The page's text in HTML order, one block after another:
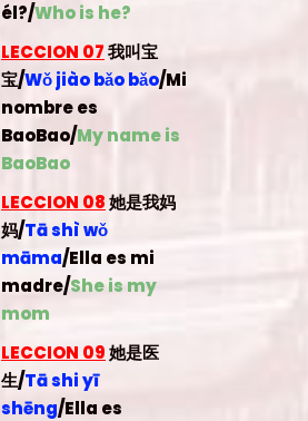
él?/Who is he?
LECCION 07我叫宝
宝/Wǒ jiào bǎo bǎo/Mi
nombre es
BaoBao/My name is
BaoBao
LECCION 08她是我妈
妈/Tā shì wǒ
māma/Ella es mi
madre/She is my
mom
LECCION 09她是医
生/Tā shi yī
shēng/Ella es